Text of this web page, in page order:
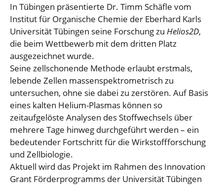
In Tübingen präsentierte Dr. Timm Schäfle vom
Institut für Organische Chemie der Eberhard Karls
Universität Tübingen seine Forschung zu Helios2D,
die beim Wettbewerb mit dem dritten Platz
ausgezeichnet wurde.
Seine zellschonende Methode erlaubt erstmals,
lebende Zellen massenspektrometrisch zu
untersuchen, ohne sie dabei zu zerstören. Auf Basis
eines kalten Helium-Plasmas können so
zeitaufgelöste Analysen des Stoffwechsels über
mehrere Tage hinweg durchgeführt werden – ein
bedeutender Fortschritt für die Wirkstoffforschung
und Zellbiologie.
Aktuell wird das Projekt im Rahmen des Innovation
Grant Förderprogramms der Universität Tübingen